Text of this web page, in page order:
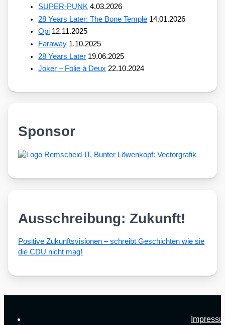
SUPER-PUNK 4.03.2026
28 Years Later: The Bone Temple 14.01.2026
Opi 12.11.2025
Faraway 1.10.2025
28 Years Later 19.06.2025
Joker – Folie à Deux 22.10.2024
Sponsor
Ausschreibung: Zukunft!
Posi­ti­ve Zukunfts­vi­sio­nen – schreibt Geschich­ten wie sie
die CDU nicht mag!